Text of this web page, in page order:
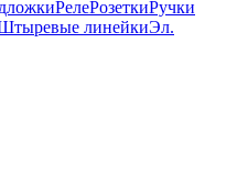
РелеРозеткиРучки
линейкиЭл.